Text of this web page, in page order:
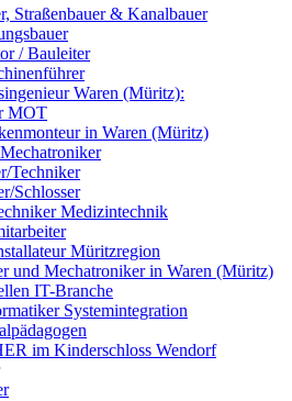
Straßenbauer & Kanalbauer
/ Bauleiter
Waren (Müritz):
MOT
in Waren (Müritz)
Techniker
Schlosser
Medizintechnik
Müritzregion
und Mechatroniker in Waren (Müritz)
IT-Branche
Systemintegration
im Kinderschloss Wendorf